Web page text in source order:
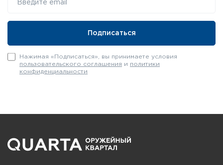
Нажимая «Подписаться», вы принимаете условия
пользовательского соглашения и политики
конфиденциальности